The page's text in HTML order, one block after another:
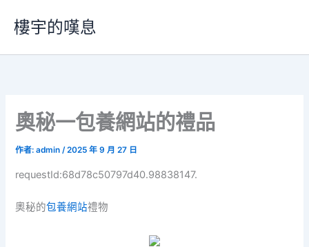
要
樓宇的嘆息
奧秘一包養網站的禮品
作者:admin/2025 年 9 月 27 日
requestId:68d78c50797d40.98838147.
奧秘的包養網站禮物